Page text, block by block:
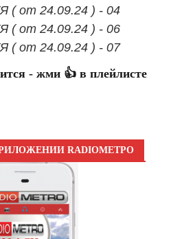
( от 24.09.24 ) - 04
( от 24.09.24 ) - 06
( от 24.09.24 ) - 07
- жми 👍 в плейлисте
RADIOМЕТРО